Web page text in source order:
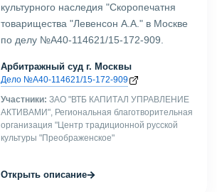
культурного наследия "Скоропечатня
товарищества "Левенсон А.А." в Москве
по делу №А40-114621/15-172-909.
Арбитражный суд г. Москвы
Дело №А40-114621/15-172-909
Участники: ЗАО "ВТБ КАПИТАЛ УПРАВЛЕНИЕ
АКТИВАМИ", Региональная благотворительная
организация "Центр традиционной русской
культуры "Преображенское"
Открыть описание→